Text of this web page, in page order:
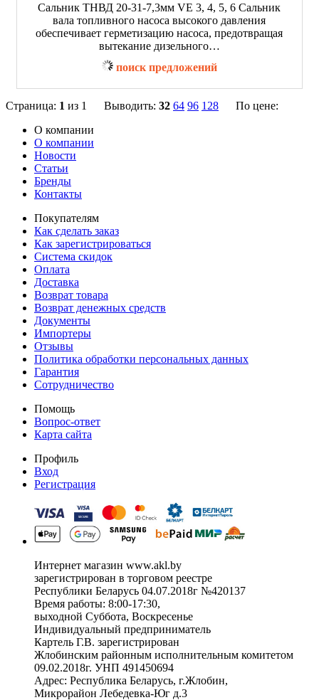
Сальник ТНВД 20-31-7,3мм VE 3, 4, 5, 6 Сальник
вала топливного насоса высокого давления
обеспечивает герметизацию насоса, предотвращая
вытекание дизельного…
поиск предложений
Страница: 1 из 1 Выводить: 32 64 96 128
По цене:
О компании
О компании
Новости
Статьи
Бренды
Контакты
Покупателям
Как сделать заказ
Как зарегистрироваться
Система скидок
Оплата
Доставка
Возврат товара
Возврат денежных средств
Документы
Импортеры
Отзывы
Политика обработки персональных данных
Гарантия
Сотрудничество
Помощь
Вопрос-ответ
Карта сайта
Профиль
Вход
Регистрация
Интернет магазин www.akl.by
зарегистрирован в торговом реестре
Республики Беларусь 04.07.2018г №420137
Время работы: 8:00-17:30,
выходной Суббота, Воскресенье
Индивидуальный предприниматель
Картель Г.В. зарегистрирован
Жлобинским районным исполнительным комитетом
09.02.2018г. УНП 491450694
Адрес: Республика Беларусь, г.Жлобин,
Микрорайон Лебедевка-Юг д.3